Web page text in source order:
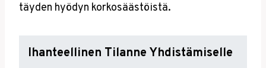
täyden hyödyn korkosäästöistä.
Ihanteellinen Tilanne Yhdistämiselle